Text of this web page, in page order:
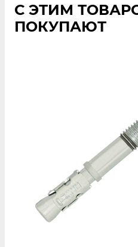
С ЭТИМ
ПОКУПАЮТ